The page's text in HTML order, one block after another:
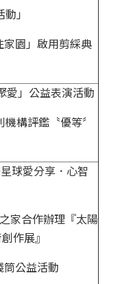
」
家園」啟用剪綵典
愛」公益表演活動
構評鑑〝優等〞
球愛分享．心智
家合作辦理『太陽
作展』
筒公益活動